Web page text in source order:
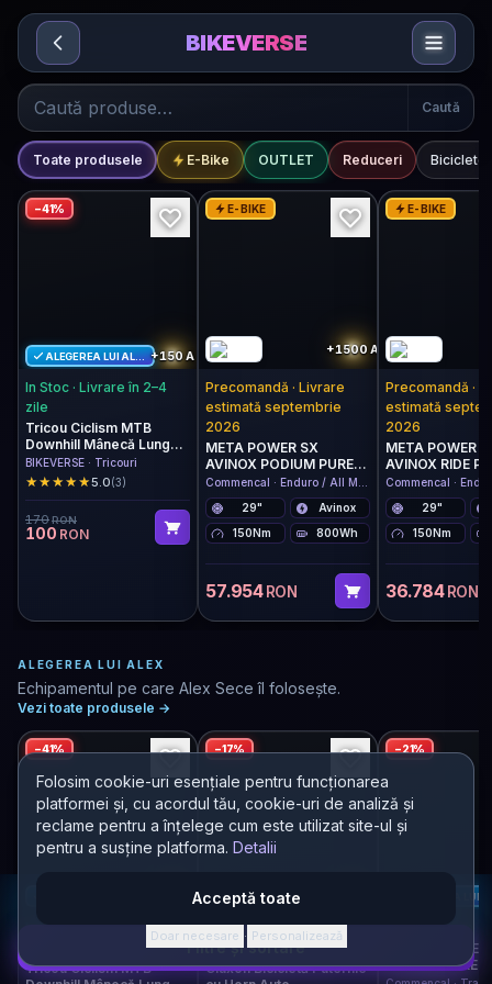
Sari la conținut
Folosim cookie-uri esențiale pentru funcționarea
platformei și, cu acordul tău, cookie-uri de analiză și
reclame pentru a înțelege cum este utilizat site-ul și
pentru a susține platforma. Detalii
Acceptă toate
Doar necesare · Personalizează
BIKEVERSE
Magazin
Caută
Categorii
Toate produsele E-Bike OUTLET Reduceri Biciclete
−41%
ALEGEREA LUI ALEX +150A
In Stoc · Livrare în 2–4
zile
Tricou Ciclism MTB
Downhill Mânecă Lungă
BIKEVERSE ForFunRiders
– Blana de Urs (Purtat de
BIKEVERSE · Tricouri
★
★★
★★
★★
★★
★5.0(3)
170RON
100 RON
E-BIKE
+1500 A
Precomandă · Livrare
estimată septembrie
2026
META POWER SX
AVINOX PODIUM PURE
BLACK 2027
29"
Avinox
150Nm
800Wh
57.954 RON
E-BIKE
Precomandă ·
estimată
2026
META POWER
AVINOX RIDE
BLACK 2027
29"
150Nm
36.784 RON
ALEGEREA LUI ALEX
Echipamentul pe care Alex Sece îl folosește.
Vezi toate produsele →
−41%
A
In Stoc · Livrare în 2–4
Tricou Ciclism MTB
−17%
In Stoc · Livrare în 2–4
zile
Claxon Bicicletă Puternic
−21%
În stoc · acum
META TR V4
KESWICK
Filtre și sortare